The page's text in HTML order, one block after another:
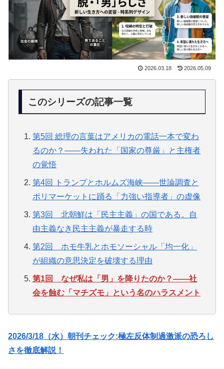
2026.03.18 2026.05.09
このシリーズの記事一覧
第5回 総理の言葉はアメリカの電話一本で変わ
るのか？——失われた「国家の尊厳」と主権者
の覚悟
第4回 トランプとホルムズ海峡——世論調査と
ポリマーケットに踊る「力強い指導者」の虚像
第3回 北朝鮮は「民主主義」の国である。自
由主義なき民主主義が暴走する時
第2回 ホモ牛乳とホモソーシャル「均一化」
が組織の意思決定を破壊する理由
第1回 なぜ私は「男」を降りたのか？——社
会を蝕む「マチズモ」という名のハラスメント
2026/3/18（水）朝刊チェック:極左反体制過激派の恐ろし
さを徹底解説！